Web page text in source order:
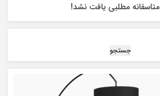
متاسفانه مطلبی یافت نشد!
جستجو